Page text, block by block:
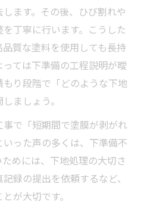
ます。その後、ひび割れや
丁寧に行います。こうした
質な塗料を使用しても長持
ては下準備の工程説明が曖
り段階で「どのような下地
ましょう。
で「短期間で塗膜が剥がれ
った声の多くは、下準備不
めには、下地処理の大切さ
録の提出を依頼するなど、
が大切です。